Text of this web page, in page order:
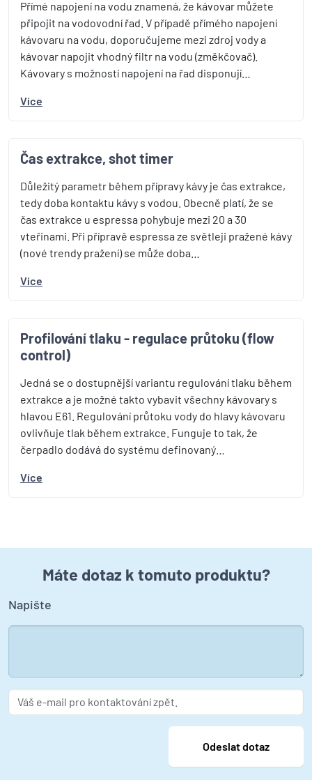
Přímé napojení na vodu znamená, že kávovar můžete
připojit na vodovodní řad. V případě přímého napojení
kávovaru na vodu, doporučujeme mezi zdroj vody a
kávovar napojit vhodný filtr na vodu (změkčovač).
Kávovary s možností napojení na řad disponují…
Více
Čas extrakce, shot timer
Důležitý parametr během přípravy kávy je čas extrakce,
tedy doba kontaktu kávy s vodou. Obecně platí, že se
čas extrakce u espressa pohybuje mezi 20 a 30
vteřinami. Při přípravě espressa ze světleji pražené kávy
(nové trendy pražení) se může doba…
Více
Profilování tlaku - regulace průtoku (flow
control)
Jedná se o dostupnější variantu regulování tlaku během
extrakce a je možné takto vybavit všechny kávovary s
hlavou E61. Regulování průtoku vody do hlavy kávovaru
ovlivňuje tlak během extrakce. Funguje to tak, že
čerpadlo dodává do systému definovaný…
Více
Máte dotaz k tomuto produktu?
Napište